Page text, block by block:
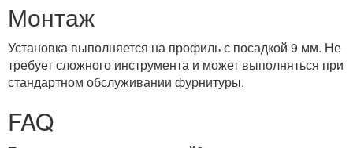
Монтаж
Установка выполняется на профиль с посадкой 9 мм. Не
требует сложного инструмента и может выполняться при
стандартном обслуживании фурнитуры.
FAQ